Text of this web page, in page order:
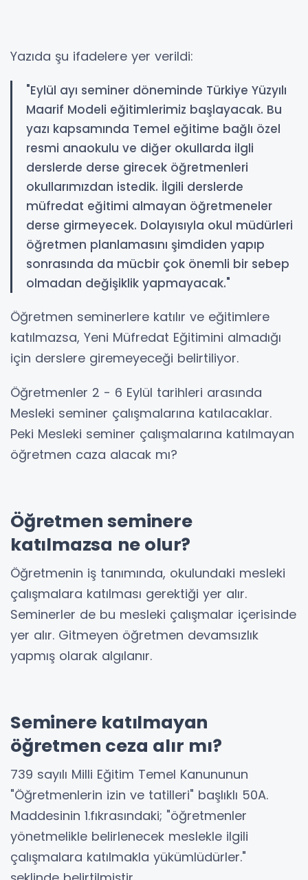
Yazıda şu ifadelere yer verildi:
"Eylül ayı seminer döneminde Türkiye Yüzyılı
Maarif Modeli eğitimlerimiz başlayacak. Bu
yazı kapsamında Temel eğitime bağlı özel
resmi anaokulu ve diğer okullarda ilgli
derslerde derse girecek öğretmenleri
okullarımızdan istedik. İlgili derslerde
müfredat eğitimi almayan öğretmeneler
derse girmeyecek. Dolayısıyla okul müdürleri
öğretmen planlamasını şimdiden yapıp
sonrasında da mücbir çok önemli bir sebep
olmadan değişiklik yapmayacak."
Öğretmen seminerlere katılır ve eğitimlere
katılmazsa, Yeni Müfredat Eğitimini almadığı
için derslere giremeyeceği belirtiliyor.
Öğretmenler 2 - 6 Eylül tarihleri arasında
Mesleki seminer çalışmalarına katılacaklar.
Peki Mesleki seminer çalışmalarına katılmayan
öğretmen caza alacak mı?
Öğretmen seminere
katılmazsa ne olur?
Öğretmenin iş tanımında, okulundaki mesleki
çalışmalara katılması gerektiği yer alır.
Seminerler de bu mesleki çalışmalar içerisinde
yer alır. Gitmeyen öğretmen devamsızlık
yapmış olarak algılanır.
Seminere katılmayan
öğretmen ceza alır mı?
739 sayılı Milli Eğitim Temel Kanununun
"Öğretmenlerin izin ve tatilleri" başlıklı 50A.
Maddesinin 1.fıkrasındaki; "öğretmenler
yönetmelikle belirlenecek meslekle ilgili
çalışmalara katılmakla yükümlüdürler."